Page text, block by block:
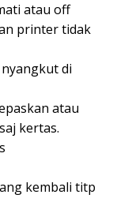
atau off
printer tidak
di
atau
kertas.
kembali titp